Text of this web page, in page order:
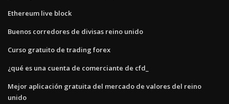
Ethereum live block
Buenos corredores de divisas reino unido
Curso gratuito de trading forex
¿qué es una cuenta de comerciante de cfd_
Mejor aplicación gratuita del mercado de valores del reino
unido